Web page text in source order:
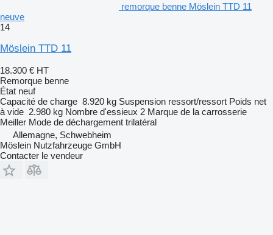
remorque benne Möslein TTD 11
neuve
14
Möslein TTD 11
18.300 € HT
Remorque benne
État neuf
Capacité de charge 8.920 kg Suspension ressort/ressort Poids net
à vide 2.980 kg Nombre d'essieux 2 Marque de la carrosserie
Meiller Mode de déchargement trilatéral
Allemagne, Schwebheim
Möslein Nutzfahrzeuge GmbH
Contacter le vendeur